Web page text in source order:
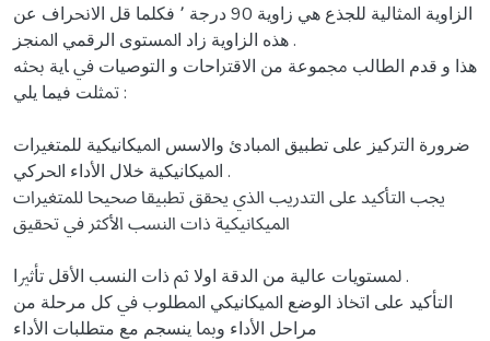
اﻟﺰاوﻳﺔ اﳌﺜﺎﻟﻴﺔ ﻟﻠﺠﺬع ﻫﻲ زاوﻳﺔ 90 درﺟﺔ ٬ ﻓﻜﻠﻤﺎ ﻗﻞ اﻻﳓﺮاف ﻋﻦ
ﻫﺬﻩ اﻟﺰاوﻳﺔ زاد اﳌﺴﺘﻮى اﻟﺮﻗﻤﻲ اﳌﻨﺠﺰ .
ﻫﺬا و ﻗﺪم اﻟﻄﺎﻟﺐ ﳎﻤﻮﻋﺔ ﻣﻦ اﻻﻗﱰاﺣﺎت و اﻟﺘﻮﺻﻴﺎت ﰲ ﺎﻳﺔ ﲝﺜﻪ
ﲤﺜﻠﺖ ﻓﻴﻤﺎ ﻳﻠﻲ :
ﺿﺮورة اﻟﱰﻛﻴﺰ ﻋﻠﻰ ﺗﻄﺒﻴﻖ اﳌﺒﺎدئ واﻻﺳﺲ اﳌﻴﻜﺎﻧﻴﻜﻴﺔ ﻟﻠﻤﺘﻐﲑات
اﳌﻴﻜﺎﻧﻴﻜﻴﺔ ﺧﻼل اﻷداء اﳊﺮﻛﻲ .
ﳚﺐ اﻟﺘﺄﻛﻴﺪ ﻋﻠﻰ اﻟﺘﺪرﻳﺐ اﻟﺬي ﳛﻘﻖ ﺗﻄﺒﻴﻘﺎ ﺻﺤﻴﺤﺎ ﻟﻠﻤﺘﻐﲑات
اﳌﻴﻜﺎﻧﻴﻜﻴﺔ ذات اﻟﻨﺴﺐ اﻷﻛﺜﺮ ﰲ ﲢﻘﻴﻖ
ﳌﺴﺘﻮﻳﺎت ﻋﺎﻟﻴﺔ ﻣﻦ اﻟﺪﻗﺔ اوﻻ ﰒ ذات اﻟﻨﺴﺐ اﻷﻗﻞ ﺗﺄﺛﲑا .
اﻟﺘﺄﻛﻴﺪ ﻋﻠﻰ اﲣﺎذ اﻟﻮﺿﻊ اﳌﻴﻜﺎﻧﻴﻜﻲ اﳌﻄﻠﻮب ﰲ ﻛﻞ ﻣﺮﺣﻠﺔ ﻣﻦ
ﻣﺮاﺣﻞ اﻷداء وﲟﺎ ﻳﻨﺴﺠﻢ ﻣﻊ ﻣﺘﻄﻠﺒﺎت اﻷداء